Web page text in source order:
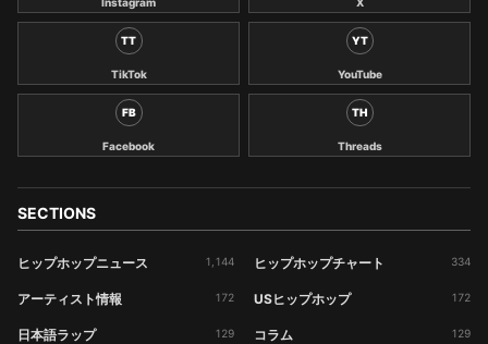
TT
TikTok
YT
YouTube
FB
Facebook
TH
Threads
SECTIONS
ヒップホップニュース 1,144 ヒップホップチャート 334
アーティスト情報 172 USヒップホップ 172
日本語ラップ 129 コラム 129